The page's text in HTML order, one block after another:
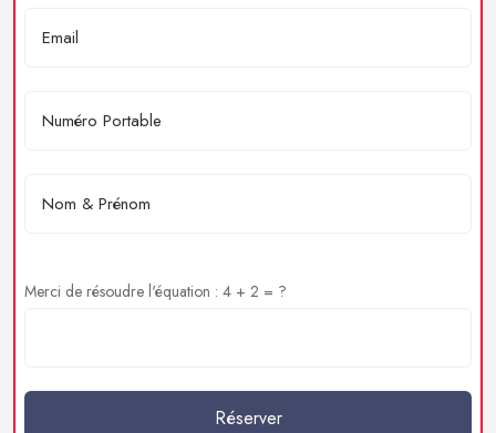
Merci de résoudre l'équation : 4 + 2 = ?
Réserver